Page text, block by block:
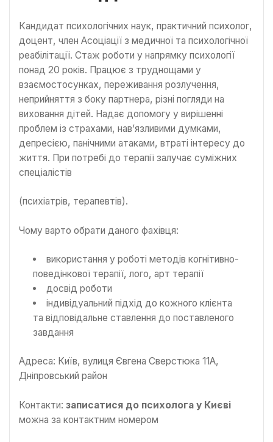
Кандидат психологічних наук, практичний психолог,
доцент, член Асоціації з медичної та психологічної
реабілітації. Стаж роботи у напрямку психології
понад 20 років. Працює з труднощами у
взаємостосунках, переживання розлучення,
неприйняття з боку партнера, різні погляди на
виховання дітей. Надає допомогу у вирішенні
проблем із страхами, нав’язливими думками,
депресією, панічними атаками, втраті інтересу до
життя. При потребі до терапії залучає суміжних
спеціалістів
(психіатрів, терапевтів).
Чому варто обрати даного фахівця:
використання у роботі методів когнітивно-
поведінкової терапії, лого, арт терапії
досвід роботи
індивідуальний підхід до кожного клієнта
та відповідальне ставлення до поставленого
завдання
Адреса: Київ, вулиця Євгена Сверстюка 11А,
Дніпровський район
Контакти: записатися до психолога у Києві
можна за контактним номером